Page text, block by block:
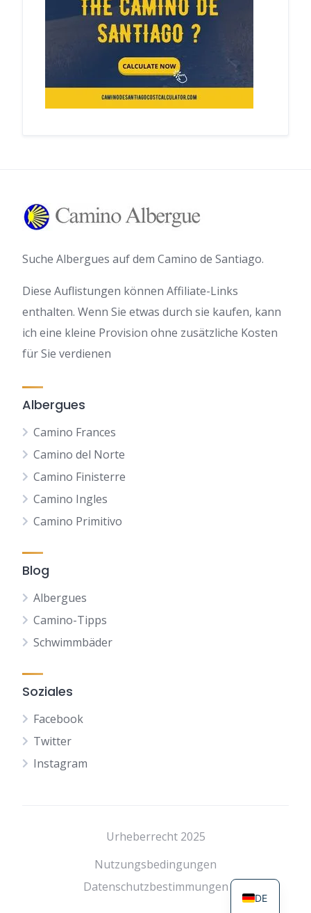
Suche Albergues auf dem Camino de Santiago.
Diese Auflistungen können Affiliate-Links
enthalten. Wenn Sie etwas durch sie kaufen, kann
ich eine kleine Provision ohne zusätzliche Kosten
für Sie verdienen
Albergues
Camino Frances
Camino del Norte
Camino Finisterre
Camino Ingles
Camino Primitivo
Blog
Albergues
Camino-Tipps
Schwimmbäder
Soziales
Facebook
Twitter
Instagram
Urheberrecht 2025
Nutzungsbedingungen
Datenschutzbestimmungen
DE